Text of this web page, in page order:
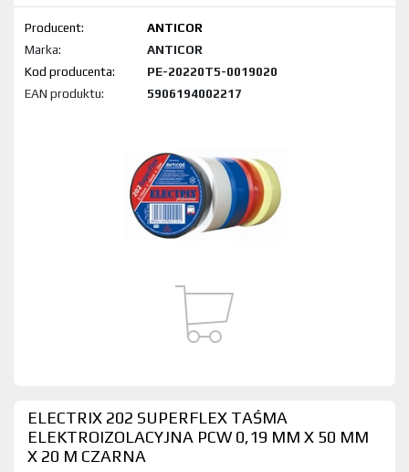
Producent:
ANTICOR
Marka:
ANTICOR
Kod produktu:
PE-20220T5-0019020
EAN produktu:
5906194002217
ELECTRIX 202 SUPERFLEX TAŚMA
ELEKTROIZOLACYJNA PCW 0,19 MM X 50 MM
X 20 M CZARNA